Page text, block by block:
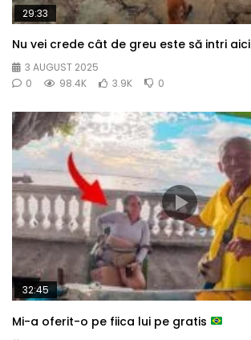
29:33
Nu vei crede cât de greu este să intri aici
3 AUGUST 2025
0
98.4K 3.9K 0
32:45
Mi-a oferit-o pe fiica lui pe gratis